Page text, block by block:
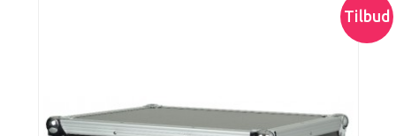
Tilbud